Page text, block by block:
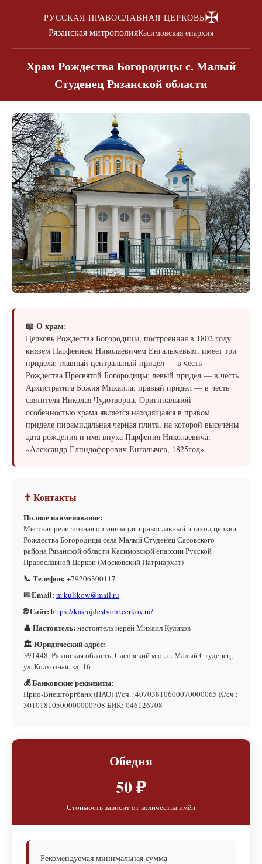
РУССКАЯ ПРАВОСЛАВНАЯ ЦЕРКОВЬ✠
Рязанская митрополияКасимовская епархия
Храм Рождества Богородицы с. Малый
Студенец Рязанской области
📖 О храм:
Церковь Рождества Богородицы, построенная в 1802 году
князем Парфением Николаевичем Енгалычевым, имеет три
придела: главный центральный придел — в честь
Рождества Пресвятой Богородицы; левый придел — в честь
Архистратига Божия Михаила; правый придел — в честь
святителя Николая Чудотворца. Оригинальной
особенностью храма является находящаяся в правом
приделе пирамидальная черная плита, на которой высечены
дата рождения и имя внука Парфения Николаевича:
«Александр Елпидофорович Енгалычев, 1825год».
✝ Контакты
Полное наименование:
Местная религиозная организация православный приход церкви
Рождества Богородицы села Малый Студенец Сасовского
района Рязанской области Касимовской епархии Русской
Православной Церкви (Московский Патриархат)
📞 Телефон: +79206300117
✉ Email: m.kulikow@mail.ru
🌐 Сайт: https://kasrojdestvohr.cerkov.ru/
👤 Настоятель: настоятель иерей Михаил Куликов
🏛 Юридический адрес:
391448, Рязанская область, Сасовский м.о., с. Малый Студенец,
ул. Колхозная, зд. 16
💰 Банковские реквизиты:
Прио-Внешторгбанк (ПАО) Р/сч.: 40703810600070000065 К/сч.:
30101810500000000708 БИК: 046126708
Обедня
50 ₽
Стоимость зависит от количества имён
Рекомендуемая минимальная сумма